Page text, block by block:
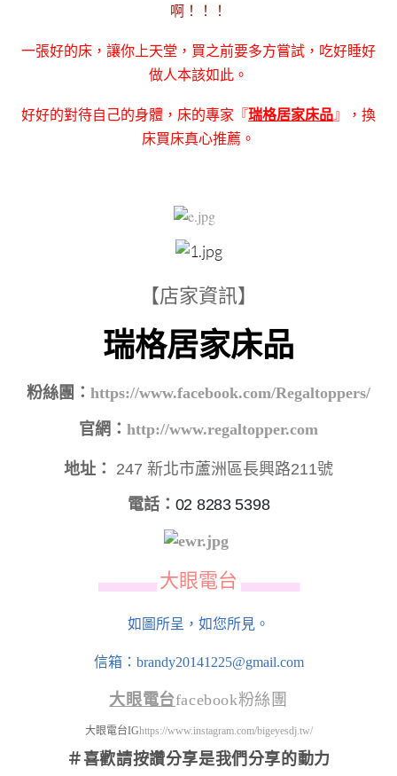
啊！！！
一張好的床，讓你上天堂，買之前要多方嘗試，吃好睡好
做人本該如此。
好好的對待自己的身體，床的專家『瑞格居家床品』，換
床買床真心推薦。
【店家資訊】
瑞格居家床品
粉絲團： https://www.facebook.com/Regaltoppers/
官網： http://www.regaltopper.com
地址：
247 新北市蘆洲區長興路211號
電話： 02 8283 5398
▄▄▄▄▄▄ 大眼電台 ▄▄▄▄▄▄
如圖所呈，如您所見。
信箱：brandy20141225@gmail.com
大眼電台facebook粉絲團
大眼電台IGhttps://www.instagram.com/bigeyesdj.tw/
＃喜歡請按讚分享是我們分享的動力